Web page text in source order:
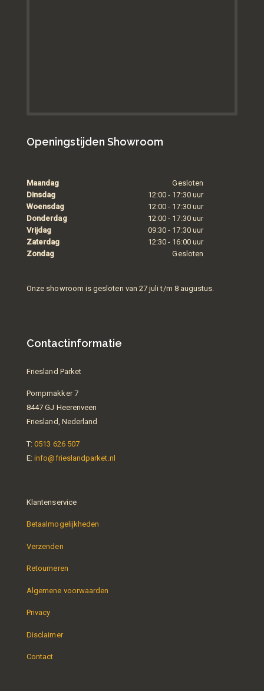
Openingstijden Showroom
Maandag
Gesloten
Dinsdag
12:00 - 17:30 uur
Woensdag
12:00 - 17:30 uur
Donderdag
12:00 - 17:30 uur
Vrijdag
09:30 - 17:30 uur
Zaterdag
12:30 - 16:00 uur
Zondag
Gesloten
Onze showroom is gesloten van 27 juli t/m 8 augustus.
Contactinformatie
Friesland Parket
Pompmakker 7
8447 GJ Heerenveen
Friesland, Nederland
T:0513 626 507
E:info@frieslandparket.nl
Klantenservice
Betaalmogelijkheden
Verzenden
Retourneren
Algemene voorwaarden
Privacy
Disclaimer
Contact